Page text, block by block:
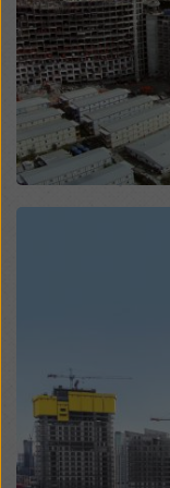
keine
stehen. Sie
Cookies
oder IhreCookie
auf Cookie
klicken und die
verwenden. Sie
(Erweiterte